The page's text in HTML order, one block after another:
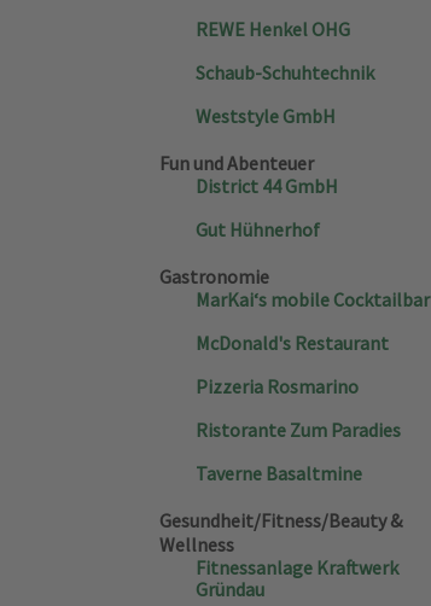
REWE Henkel OHG
Schaub-Schuhtechnik
Weststyle GmbH
Fun und Abenteuer
District 44 GmbH
Gut Hühnerhof
Gastronomie
MarKai‘s mobile Cocktailbar
McDonald's Restaurant
Pizzeria Rosmarino
Ristorante Zum Paradies
Taverne Basaltmine
Gesundheit/Fitness/Beauty &
Wellness
Fitnessanlage Kraftwerk
Gründau